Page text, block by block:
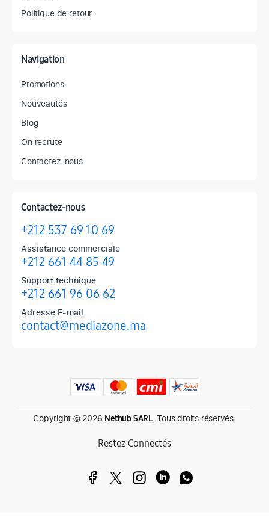
Politique de retour
Navigation
Promotions
Nouveautés
Blog
On recrute
Contactez-nous
Contactez-nous
+212 537 69 10 69
Assistance commerciale
+212 661 44 85 49
Support technique
+212 661 96 06 62
Adresse E-mail
contact@mediazone.ma
Produits phares chez Mediazone
Retrouvez chez Mediazone les références incontournables :
Copyright © 2026 Nethub SARL. Tous droits réservés.
Restez Connectés